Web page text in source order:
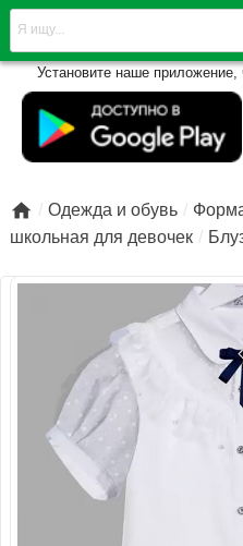
Установите наше приложение,
 Одежда и обувь
школьная для девочек